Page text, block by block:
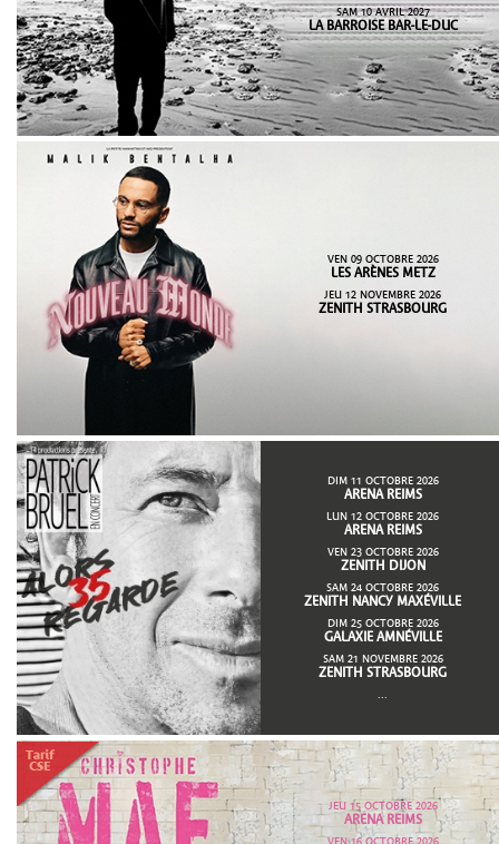
SAM 10 AVRIL 2027
LA BARROISE BAR-LE-DUC
VEN 09 OCTOBRE 2026
LES ARÈNES METZ
JEU 12 NOVEMBRE 2026
ZENITH STRASBOURG
DIM 11 OCTOBRE 2026
ARENA REIMS
LUN 12 OCTOBRE 2026
ARENA REIMS
VEN 23 OCTOBRE 2026
ZENITH DIJON
SAM 24 OCTOBRE 2026
ZENITH NANCY MAXÉVILLE
DIM 25 OCTOBRE 2026
GALAXIE AMNÉVILLE
SAM 21 NOVEMBRE 2026
ZENITH STRASBOURG
...
JEU 15 OCTOBRE 2026
ARENA REIMS
VEN 16 OCTOBRE 2026